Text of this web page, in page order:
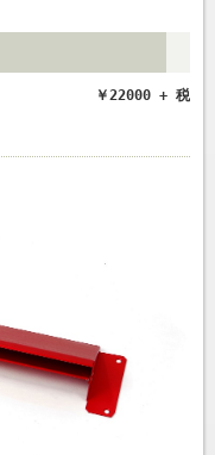
￥22000 + 税